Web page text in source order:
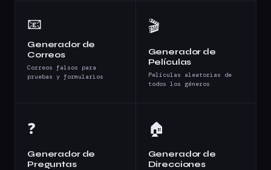
📧
Generador de
Correos
Correos falsos para
pruebas y formularios
🎬
Generador de
Películas
Películas aleatorias de
todos los géneros
❓
Generador de
Preguntas
🏠
Generador de
Direcciones